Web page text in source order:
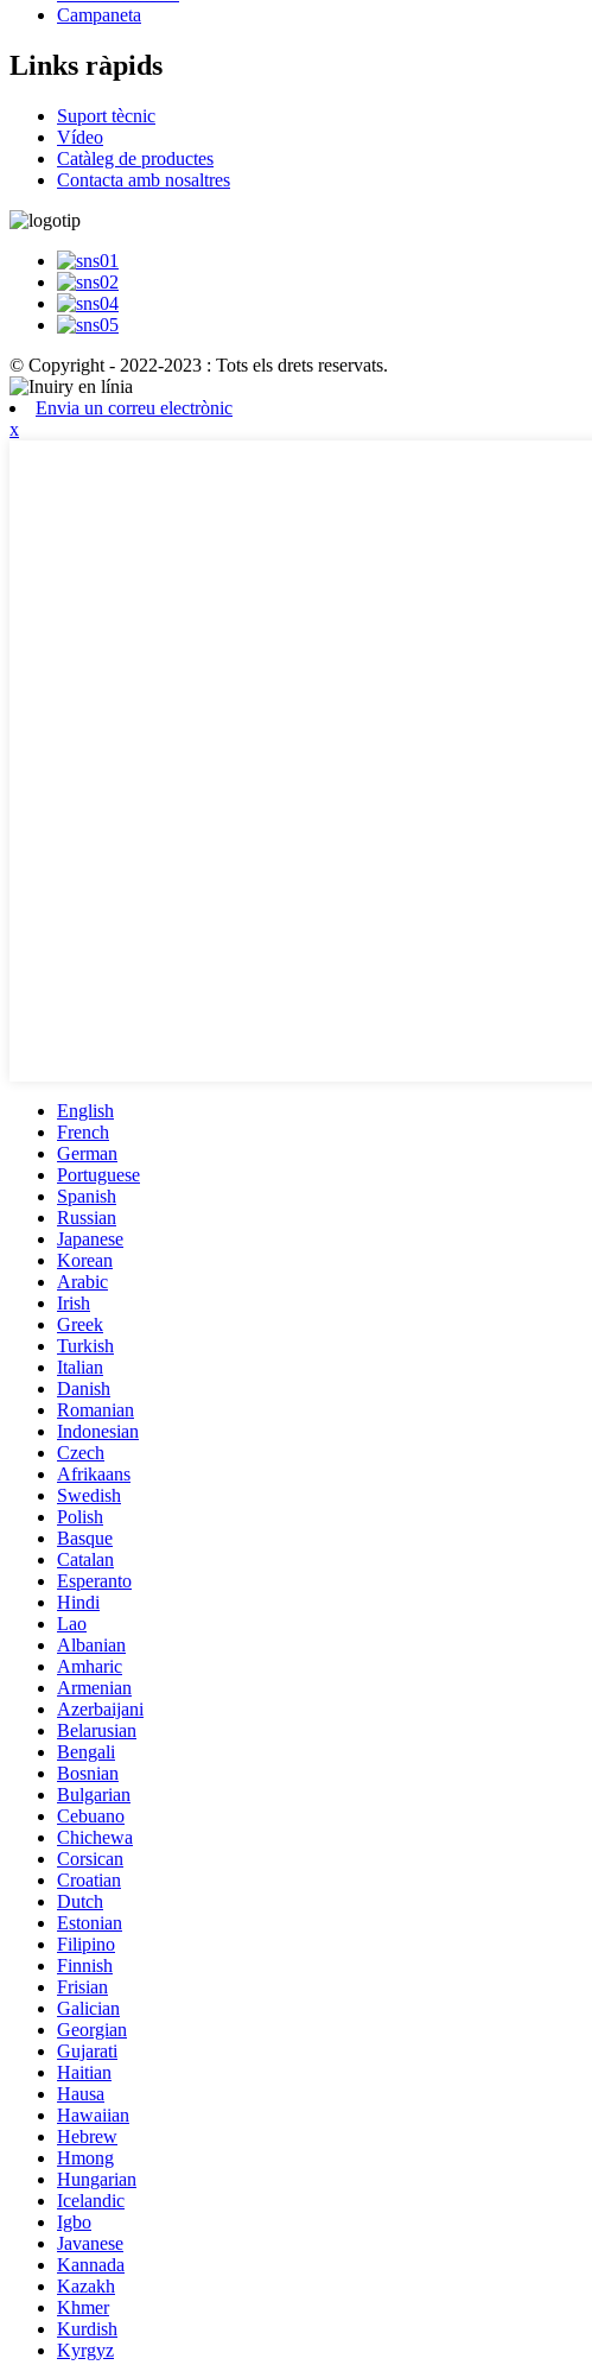
Campaneta
Links ràpids
Suport tècnic
Vídeo
Catàleg de productes
Contacta amb nosaltres
© Copyright - 2022-2023 : Tots els drets reservats.
Envia un correu electrònic
x
English
French
German
Portuguese
Spanish
Russian
Japanese
Korean
Arabic
Irish
Greek
Turkish
Italian
Danish
Romanian
Indonesian
Czech
Afrikaans
Swedish
Polish
Basque
Catalan
Esperanto
Hindi
Lao
Albanian
Amharic
Armenian
Azerbaijani
Belarusian
Bengali
Bosnian
Bulgarian
Cebuano
Chichewa
Corsican
Croatian
Dutch
Estonian
Filipino
Finnish
Frisian
Galician
Georgian
Gujarati
Haitian
Hausa
Hawaiian
Hebrew
Hmong
Hungarian
Icelandic
Igbo
Javanese
Kannada
Kazakh
Khmer
Kurdish
Kyrgyz